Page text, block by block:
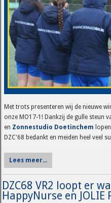
Met trots presenteren wij de nieuwe
onze MO17-1! Dankzij de gulle steun
en Zonnestudio Doetinchem
DZC'68 bedankt en meiden heel veel
Lees meer...
DZC68 VR2 loopt er
HappyNurse en JOLIE